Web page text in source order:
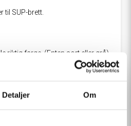
Detaljer Om
til SUP-brett.
riktig farge. (Enten sort eller grå).
de viste bildene og det faktiske
design endringer uten forvarsel. Farger